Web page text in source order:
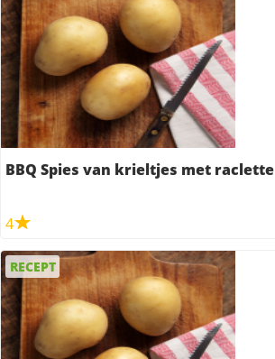
BBQ Spies van krieltjes met raclette
4
RECEPT